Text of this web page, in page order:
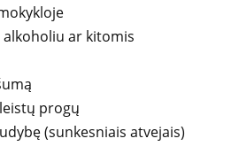
ar kitomis
progų
(sunkesniais atvejais)